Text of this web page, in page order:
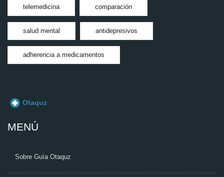
telemedicina comparación
salud mental antidepresivos
adherencia a medicamentos
MENÚ
Sobre Guía Otaquz